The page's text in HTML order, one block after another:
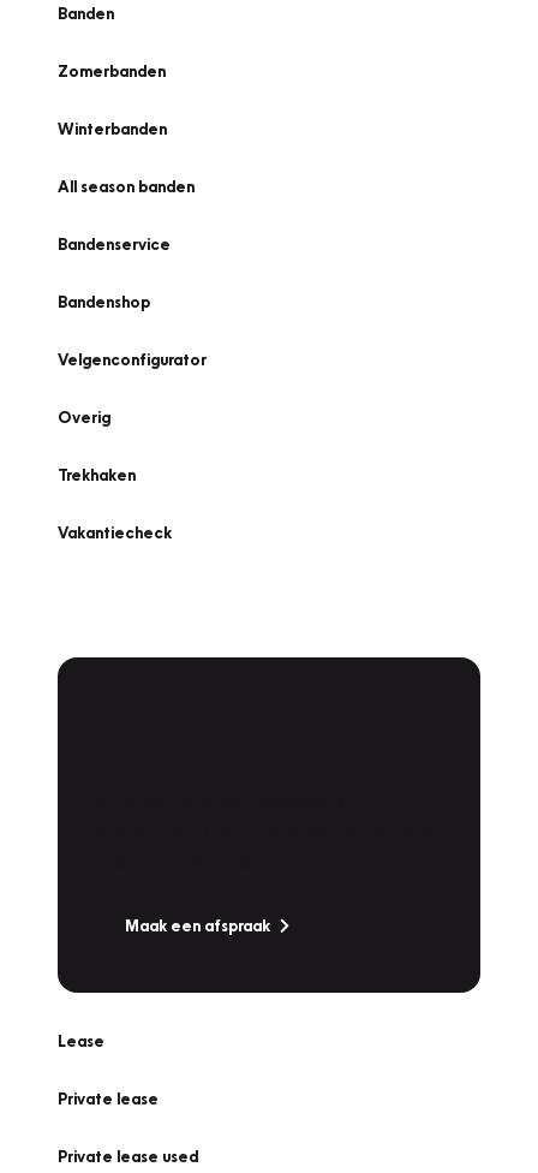
Banden
Zomerbanden
Winterbanden
All season banden
Bandenservice
Bandenshop
Velgenconfigurator
Overig
Trekhaken
Vakantiecheck
Maak een afspraak
Lease
Private lease
Private lease used